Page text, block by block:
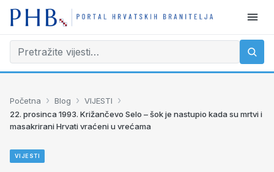
Početna › Blog › VIJESTI ›
22. prosinca 1993. Križančevo Selo – šok je nastupio kada su mrtvi i
masakrirani Hrvati vraćeni u vrećama
VIJESTI